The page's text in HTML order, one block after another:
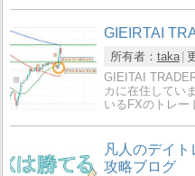
GIEIRTAI
所有者： taka
GIEITAI
カに在住してい
いるFXのトレ
凡人のデイ
攻略ブログ